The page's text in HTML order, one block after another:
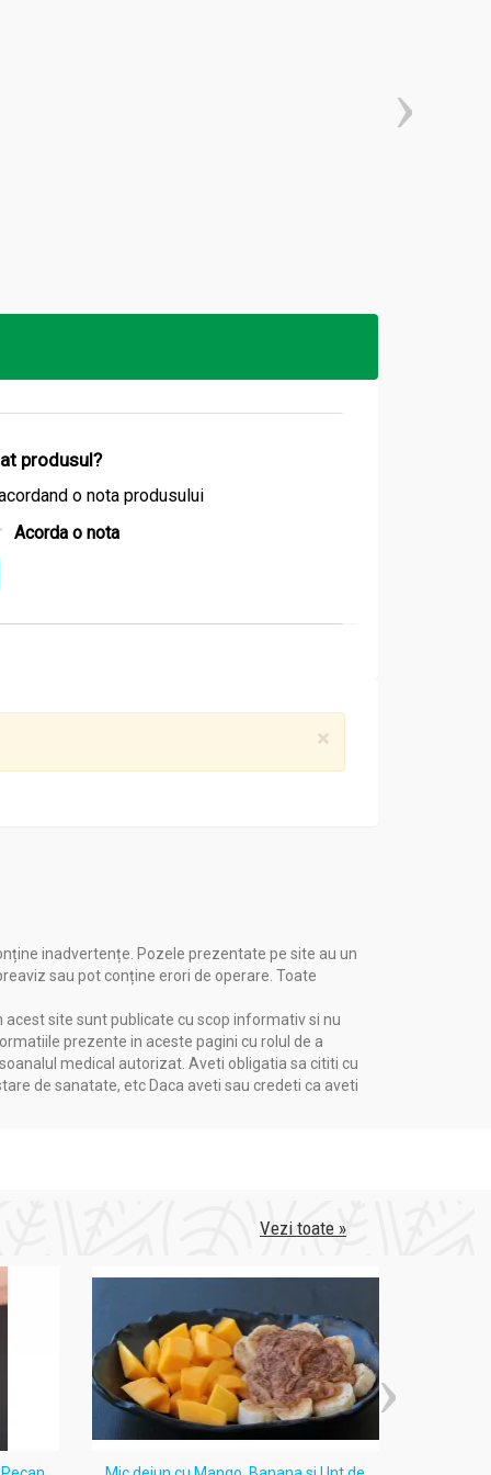
produsul?
o nota produsului
Acorda o nota
×
inadvertențe. Pozele prezentate pe site au un
sau pot conține erori de operare. Toate
site sunt publicate cu scop informativ si nu
prezente in aceste pagini cu rolul de a
medical autorizat. Aveti obligatia sa cititi cu
de sanatate, etc Daca aveti sau credeti ca aveti
Vezi toate »